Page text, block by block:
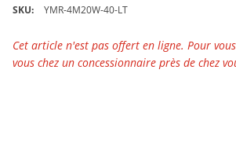
SKU YMR-4M20W-40-LT
Cet article n'est pas offert en ligne. Pour
vous chez un concessionnaire près de chez